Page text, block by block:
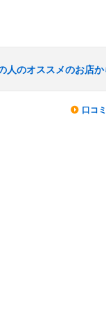
のオススメのお店か
口コミ